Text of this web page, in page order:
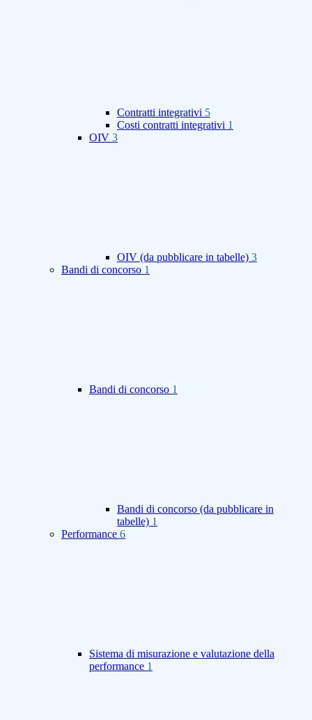
Contratti integrativi 5
Costi contratti integrativi 1
OIV 3
OIV (da pubblicare in tabelle) 3
Bandi di concorso 1
Bandi di concorso 1
Bandi di concorso (da pubblicare in
tabelle) 1
Performance 6
Sistema di misurazione e valutazione della
performance 1